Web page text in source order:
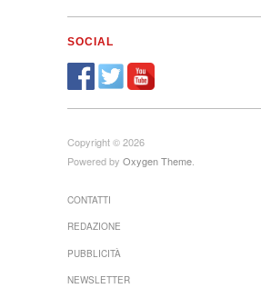
SOCIAL
Copyright © 2026
Powered by Oxygen Theme
CONTATTI
REDAZIONE
PUBBLICITÀ
NEWSLETTER